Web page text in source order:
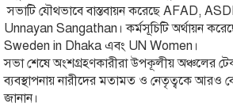
সভাটি যৌথভাবে বাস্তবায়ন করেছে AFAD,
Unnayan Sangathan। কর্মসূচিটি অর্থায়ন
Sweden in Dhaka এবং UN Women।
সভা শেষে অংশগ্রহণকারীরা উপকূলীয় অঞ্চলের
ব্যবস্থাপনায় নারীদের মতামত ও নেতৃত্বকে আরও
জানান।